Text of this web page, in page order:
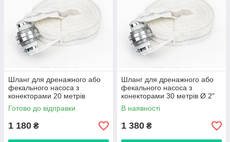
Шланг для дренажного або
фекального насоса з
конекторами 20 метрів
Готово до відправки
1 180 ₴
Шланг для дренажного або
фекального насоса з
конекторами 30 метрів Ø 2"
(52 мм)
В наявності
1 380 ₴